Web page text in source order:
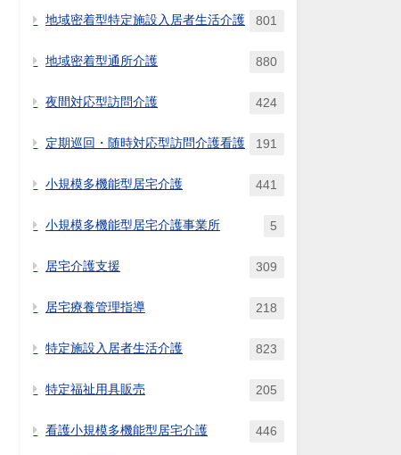
地域密着型特定施設入居者生活介護 801
地域密着型通所介護 880
夜間対応型訪問介護 424
定期巡回・随時対応型訪問介護看護 191
小規模多機能型居宅介護 441
小規模多機能型居宅介護事業所 5
居宅介護支援 309
居宅療養管理指導 218
特定施設入居者生活介護 823
特定福祉用具販売 205
看護小規模多機能型居宅介護 446